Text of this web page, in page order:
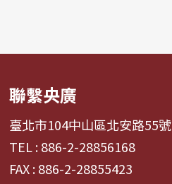
聯繫央廣
臺北市104中山區北安路55號
TEL : 886-2-28856168
FAX : 886-2-28855423